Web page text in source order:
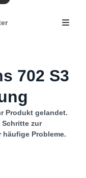
702 S3
Produkt gelandet.
zur
Probleme.